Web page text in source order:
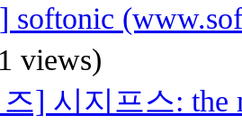
softonic
views)
] 시지프스: